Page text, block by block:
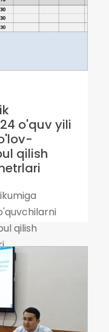
o'quv yili
qilish
qilish